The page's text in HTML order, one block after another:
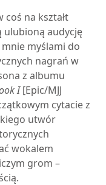
coś na kształt
ulubioną audycję
myślami do
nagrań w
z albumu
I[Epic/MJJ
cytacie z
utwór
wokalem
grom –